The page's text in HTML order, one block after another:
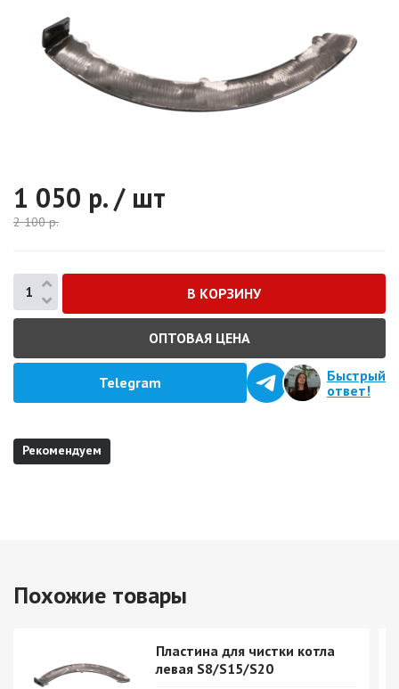
1 050 р. / шт
2 100р.
ОПТОВАЯ ЦЕНА
Telegram
Быстрый
ответ!
Рекомендуем
Похожие товары
Пластина для чистки котла
левая S8/S15/S20